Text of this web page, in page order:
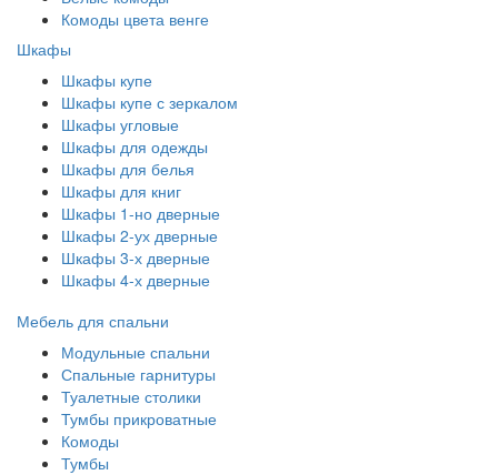
Комоды цвета венге
Шкафы
Шкафы купе
Шкафы купе с зеркалом
Шкафы угловые
Шкафы для одежды
Шкафы для белья
Шкафы для книг
Шкафы 1-но дверные
Шкафы 2-ух дверные
Шкафы 3-х дверные
Шкафы 4-х дверные
Мебель для спальни
Модульные спальни
Спальные гарнитуры
Туалетные столики
Тумбы прикроватные
Комоды
Тумбы